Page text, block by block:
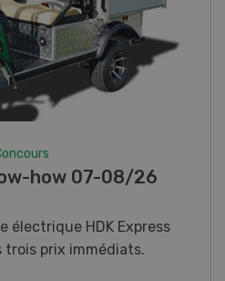
08/26
couteaux de poche LANDI